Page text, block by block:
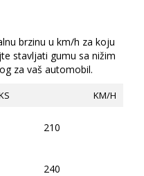
brzinu u km/h za koju
stavljati gumu sa nižim
za vaš automobil.
KM/H
210
240